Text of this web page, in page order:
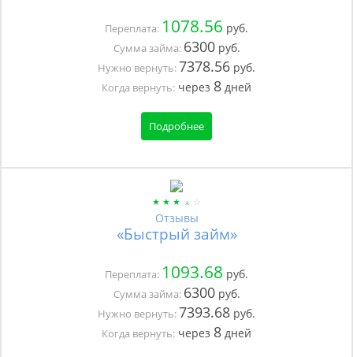
Переплата: 1078.56 руб.
Сумма займа: 6300руб.
Нужно вернуть:7378.56 руб.
Когда вернуть: через 8 дней
Подробнее
Отзывы
«Быстрый займ»
Переплата: 1093.68 руб.
Сумма займа: 6300руб.
Нужно вернуть:7393.68 руб.
Когда вернуть: через 8 дней